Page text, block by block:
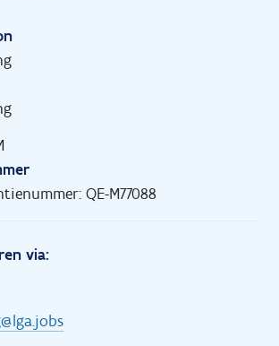
QE-M77088
via: